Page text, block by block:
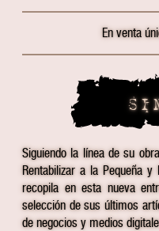
En venta
Siguiendo la línea de su
Rentabilizar a la Pequeña y
recopila en esta nueva
selección de sus últimos
de negocios y medios